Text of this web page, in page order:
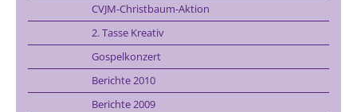
CVJM-Christbaum-Aktion
2. Tasse Kreativ
Gospelkonzert
Berichte 2010
Berichte 2009